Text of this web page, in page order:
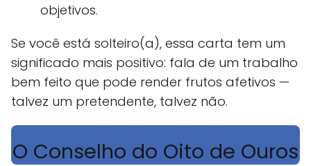
objetivos.
Se você está solteiro(a), essa carta tem um
significado mais positivo: fala de um trabalho
bem feito que pode render frutos afetivos —
talvez um pretendente, talvez não.
O Conselho do Oito de Ouros